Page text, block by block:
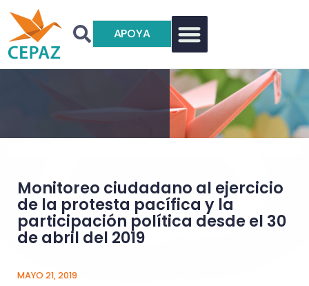
APOYA
Monitoreo ciudadano al ejercicio
de la protesta pacífica y la
participación política desde el 30
de abril del 2019
MAYO 21, 2019